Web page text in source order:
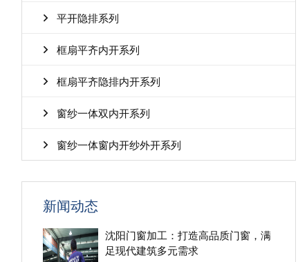
平开隐排系列
框扇平齐内开系列
框扇平齐隐排内开系列
窗纱一体双内开系列
窗纱一体窗内开纱外开系列
新闻动态
沈阳门窗加工：打造高品质门窗，满
足现代建筑多元需求